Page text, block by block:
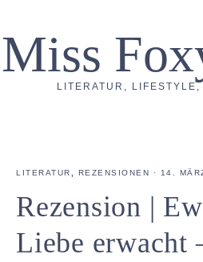
Miss
LITERATUR,
LITERATUR REZENSIONEN · 14.
Rezension |
Liebe erwacht